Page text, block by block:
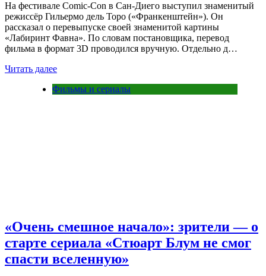
На фестивале Comic-Con в Сан-Диего выступил знаменитый
режиссёр Гильермо дель Торо («Франкенштейн»). Он
рассказал о перевыпуске своей знаменитой картины
«Лабиринт Фавна». По словам постановщика, перевод
фильма в формат 3D проводился вручную. Отдельно д…
Читать далее
Фильмы и сериалы
«Очень смешное начало»: зрители — о
старте сериала «Стюарт Блум не смог
спасти вселенную»